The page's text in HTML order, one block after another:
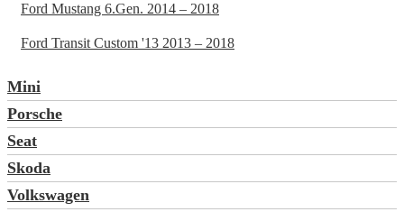
Ford Mustang 6.Gen. 2014 – 2018
Ford Transit Custom '13 2013 – 2018
Mini
Porsche
Seat
Skoda
Volkswagen